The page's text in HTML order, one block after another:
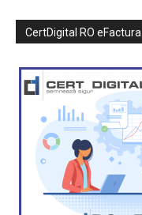
CertDigital RO eFactura